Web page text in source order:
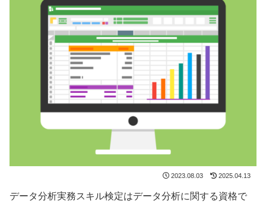
2023.08.03 2025.04.13
データ分析実務スキル検定はデータ分析に関する資格で